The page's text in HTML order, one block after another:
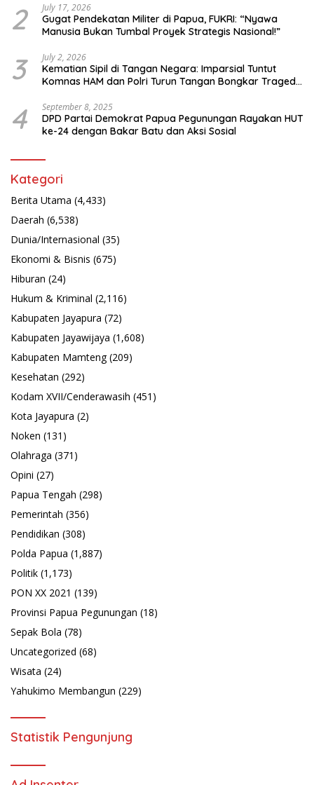
2 July 17, 2026
Gugat Pendekatan Militer di Papua, FUKRI: “Nyawa
Manusia Bukan Tumbal Proyek Strategis Nasional!”
3 July 2, 2026
Kematian Sipil di Tangan Negara: Imparsial Tuntut
Komnas HAM dan Polri Turun Tangan Bongkar Tragedi
4 September 8, 2025
DPD Partai Demokrat Papua Pegunungan Rayakan HUT
ke-24 dengan Bakar Batu dan Aksi Sosial
Kategori
Berita Utama (4,433)
Daerah (6,538)
Dunia/Internasional (35)
Ekonomi & Bisnis (675)
Hiburan (24)
Hukum & Kriminal (2,116)
Kabupaten Jayapura (72)
Kabupaten Jayawijaya (1,608)
Kabupaten Mamteng(209)
Kesehatan (292)
Kodam XVII/Cenderawasih (451)
Kota Jayapura (2)
Noken (131)
Olahraga (371)
Opini (27)
Papua Tengah (298)
Pemerintah (356)
Pendidikan (308)
Polda Papua (1,887)
Politik (1,173)
PON XX 2021 (139)
Provinsi Papua Pegunungan (18)
Sepak Bola (78)
Uncategorized (68)
Wisata (24)
Yahukimo Membangun (229)
Statistik Pengunjung